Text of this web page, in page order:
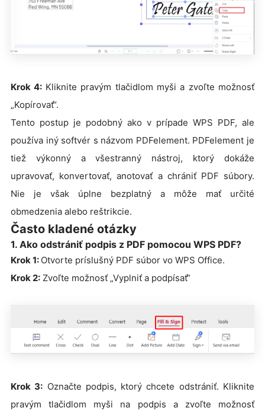
Krok 4: Kliknite pravým tlačidlom myši a zvoľte možnosť
„Kopírovať“.
Tento postup je podobný ako v prípade WPS PDF, ale
používa iný softvér s názvom PDFelement. PDFelement je
tiež výkonný a všestranný nástroj, ktorý dokáže
upravovať, konvertovať, anotovať a chrániť PDF súbory.
Nie je však úplne bezplatný a môže mať určité
obmedzenia alebo reštrikcie.
Často kladené otázky
1. Ako odstrániť podpis z PDF pomocou WPS PDF?
Krok 1: Otvorte príslušný PDF súbor vo WPS Office.
Krok 2: Zvoľte možnosť „Vyplniť a podpísať“
Krok 3: Označte podpis, ktorý chcete odstrániť. Kliknite
pravým tlačidlom myši na podpis a zvoľte možnosť